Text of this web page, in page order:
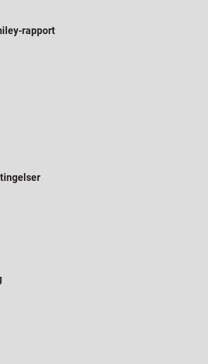
rapport